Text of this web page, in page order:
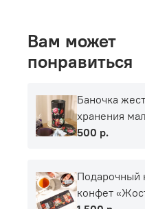
Вам может
понравиться
Баночка
хранения
500 р.
Подарочный
конфет